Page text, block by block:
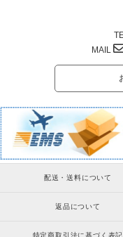
MAIL
配送・送料について
返品について
特定商取引法に基づく表記